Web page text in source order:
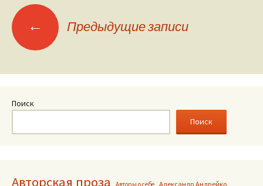
Навигация
по
записям
← Предыдущие записи
Поиск
Поиск
Авторская проза Авторы о себе Александр Андрейко